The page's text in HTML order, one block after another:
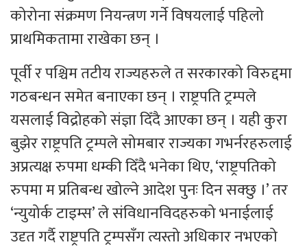
कोरोना संक्रमण नियन्त्रण गर्ने विषयलाई पहिलो
प्राथमिकतामा राखेका छन् ।
पूर्वी र पश्चिम तटीय राज्यहरुले त सरकारको विरुद्दमा
गठबन्धन समेत बनाएका छन् । राष्ट्रपति ट्रम्पले
यसलाई विद्रोहको संज्ञा दिँदै आएका छन् । यही कुरा
बुझेर राष्ट्रपति ट्रम्पले सोमबार राज्यका गभर्नरहरुलाई
अप्रत्यक्ष रुपमा धम्की दिँदै भनेका थिए, ‘राष्ट्रपतिको
रुपमा म प्रतिबन्ध खोल्ने आदेश पुनः दिन सक्छु ।’ तर
‘न्युयोर्क टाइम्स’ ले संविधानविदहरुको भनाईलाई
उदृत गर्दै राष्ट्रपति ट्रम्पसँग त्यस्तो अधिकार नभएको